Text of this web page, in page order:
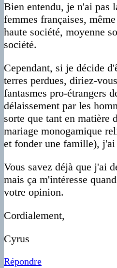
Bien entendu, je n'ai pas
femmes françaises,
haute société, moyenne
société.
Cependant, si je décide
terres perdues, diriez-
fantasmes pro-étrangers
délaissement par les
sorte que tant en matière
mariage monogamique
et fonder une famille), j'ai
Vous savez déjà que j'ai
mais ça m'intéresse
votre opinion.
Cordialement,
Cyrus
Répondre